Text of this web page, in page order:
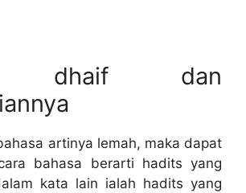
dhaif dan
artinya lemah, maka dapat
bahasa berarti hadits yang
kata lain ialah hadits yang